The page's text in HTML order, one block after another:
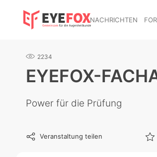
NACHRICHTEN
2234
EYEFOX-
Power für die Prüfung
Veranstaltung teilen